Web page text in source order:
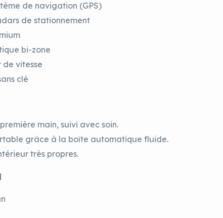
de navigation (GPS)
de stationnement
bi-zone
vitesse
clé
main, suivi avec soin.
grâce à la boîte automatique fluide.
très propres.